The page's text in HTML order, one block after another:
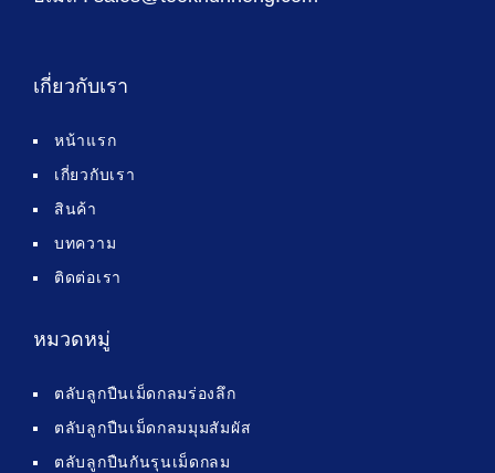
เกี่ยวกับเรา
หน้าแรก
เกี่ยวกับเรา
สินค้า
บทความ
ติดต่อเรา
หมวดหมู่
ตลับลูกปืนเม็ดกลมร่องลึก
ตลับลูกปืนเม็ดกลมมุมสัมผัส
ตลับลูกปืนกันรุนเม็ดกลม